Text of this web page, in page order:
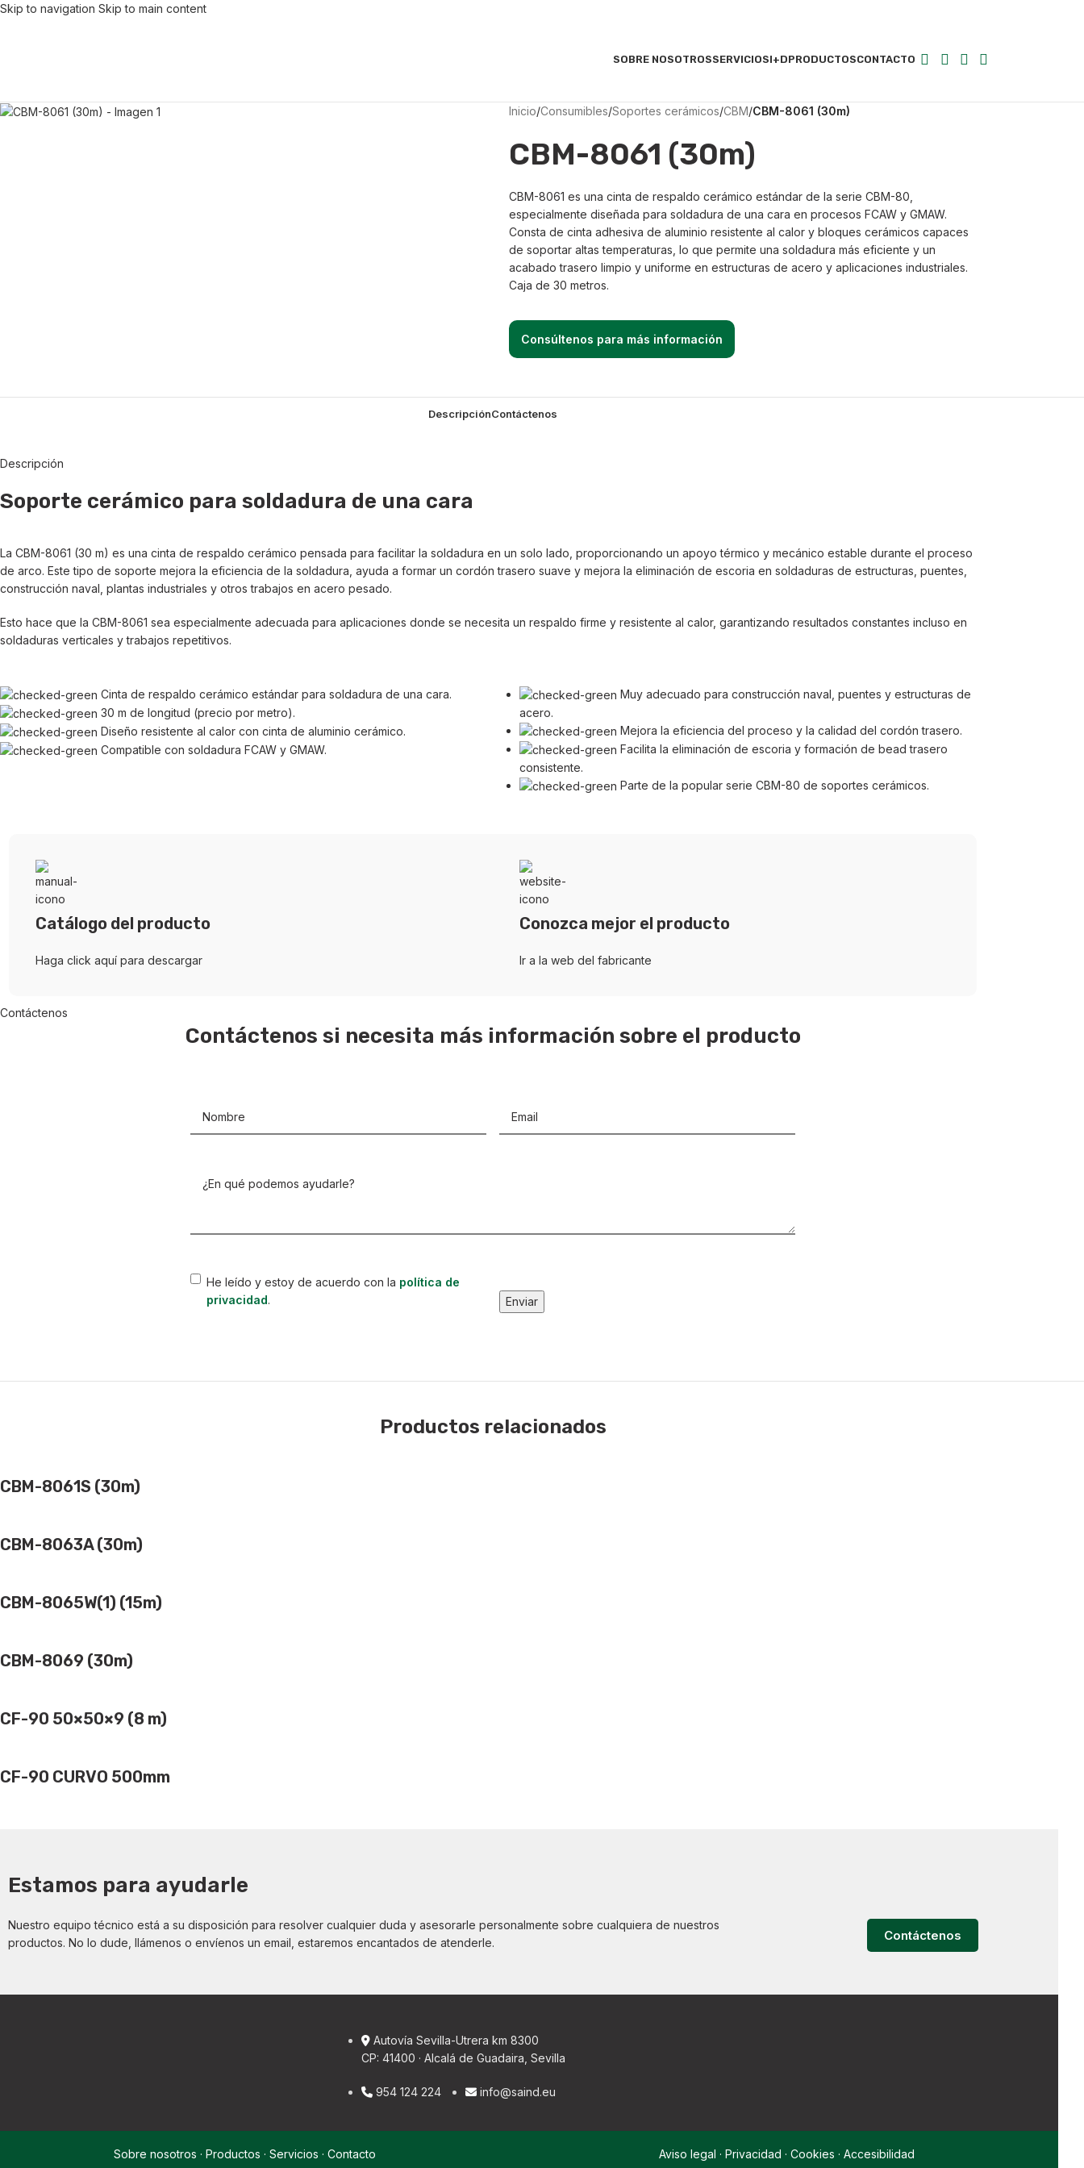
Skip to navigation Skip to main content
SOBRE NOSOTROSSERVICIOSI+DPRODUCTOSCONTACTO
Inicio/Consumibles/Soportes cerámicos/CBM/CBM-8061 (30m)
CBM-8061 (30m)
CBM-8061 es una cinta de respaldo cerámico estándar de la serie CBM-80,
especialmente diseñada para soldadura de una cara en procesos FCAW y GMAW.
Consta de cinta adhesiva de aluminio resistente al calor y bloques cerámicos capaces
de soportar altas temperaturas, lo que permite una soldadura más eficiente y un
acabado trasero limpio y uniforme en estructuras de acero y aplicaciones industriales.
Caja de 30 metros.
Consúltenos para más información
DescripciónContáctenos
Descripción
Soporte cerámico para soldadura de una cara
La CBM-8061 (30 m) es una cinta de respaldo cerámico pensada para facilitar la soldadura en un solo lado, proporcionando un apoyo térmico y mecánico estable durante el proceso
de arco. Este tipo de soporte mejora la eficiencia de la soldadura, ayuda a formar un cordón trasero suave y mejora la eliminación de escoria en soldaduras de estructuras, puentes,
construcción naval, plantas industriales y otros trabajos en acero pesado.
Esto hace que la CBM-8061 sea especialmente adecuada para aplicaciones donde se necesita un respaldo firme y resistente al calor, garantizando resultados constantes incluso en
soldaduras verticales y trabajos repetitivos.
Cinta de respaldo cerámico estándar para soldadura de una cara.
30 m de longitud (precio por metro).
Diseño resistente al calor con cinta de aluminio cerámico.
Compatible con soldadura FCAW y GMAW.
Muy adecuado para construcción naval, puentes y estructuras de
acero.
Mejora la eficiencia del proceso y la calidad del cordón trasero.
Facilita la eliminación de escoria y formación de bead trasero
consistente.
Parte de la popular serie CBM-80 de soportes cerámicos.
Catálogo del producto
Haga click aquí para descargar
Conozca mejor el producto
Ir a la web del fabricante
Contáctenos
Contáctenos si necesita más información sobre el producto
qué
Consentimiento
He leído y estoy de acuerdo con la política de
privacidad. Enviar
Productos relacionados
CBM-8061S (30m)
CBM-8063A (30m)
CBM-8065W(1) (15m)
CBM-8069 (30m)
CF-90 50×50×9 (8 m)
CF-90 CURVO 500mm
Estamos para ayudarle
Nuestro equipo técnico está a su disposición para resolver cualquier duda y asesorarle personalmente sobre cualquiera de nuestros
productos. No lo dude, llámenos o envíenos un email, estaremos encantados de atenderle.
Contáctenos
Autovía Sevilla-Utrera km 8300
CP: 41400 · Alcalá de Guadaira, Sevilla
954 124 224 info@saind.eu
Sobre nosotros · Productos · Servicios · Contacto Aviso legal · Privacidad · Cookies · Accesibilidad